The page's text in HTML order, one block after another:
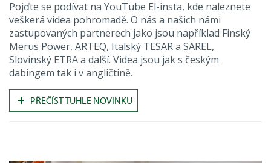
Pojďte se podívat na YouTube El-insta, kde naleznete
veškerá videa pohromadě. O nás a našich námi
zastupovaných partnerech jako jsou například Finský
Merus Power, ARTEQ, Italský TESAR a SAREL,
Slovinský ETRA a další. Videa jsou jak s českým
dabingem tak i v angličtině.
+ PŘEČÍST TUHLE NOVINKU